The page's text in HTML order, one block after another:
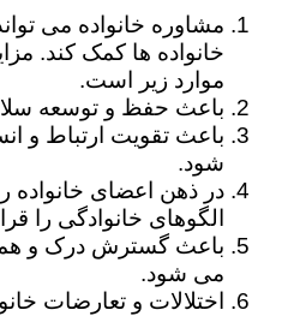
مشاوره خانواده می
خانواده ها کمک کند.
موارد زیر است.
باعث حفظ و توسعه
باعث تقویت ارتباط و
شود.
در ذهن اعضای خانواده
الگوهای خانوادگی را
باعث گسترش درک و
می شود.
اختلالات و تعارضات